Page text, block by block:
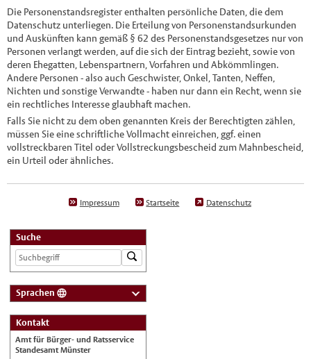
Die Personenstandsregister enthalten persönliche Daten, die dem
Datenschutz unterliegen. Die Erteilung von Personenstandsurkunden
und Auskünften kann gemäß § 62 des Personenstandsgesetzes nur von
Personen verlangt werden, auf die sich der Eintrag bezieht, sowie von
deren Ehegatten, Lebenspartnern, Vorfahren und Abkömmlingen.
Andere Personen - also auch Geschwister, Onkel, Tanten, Neffen,
Nichten und sonstige Verwandte - haben nur dann ein Recht, wenn sie
ein rechtliches Interesse glaubhaft machen.
Falls Sie nicht zu dem oben genannten Kreis der Berechtigten zählen,
müssen Sie eine schriftliche Vollmacht einreichen, ggf. einen
vollstreckbaren Titel oder Vollstreckungsbescheid zum Mahnbescheid,
ein Urteil oder ähnliches.
Impressum Startseite Datenschutz
Suche
Sprachen
Nederlands
English
Kontakt
Amt für Bürger- und Ratsservice
Standesamt Münster